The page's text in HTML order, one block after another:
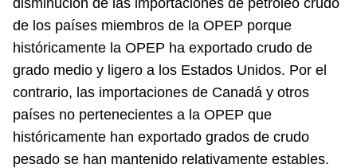
de los países miembros de la OPEP porque
históricamente la OPEP ha exportado crudo de
grado medio y ligero a los Estados Unidos. Por el
contrario, las importaciones de Canadá y otros
países no pertenecientes a la OPEP que
históricamente han exportado grados de crudo
pesado se han mantenido relativamente estables.